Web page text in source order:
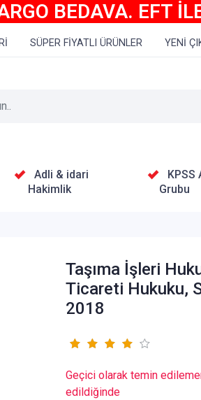
BEDAVA. EFT
SÜPER FİYATLI ÜRÜNLER YENİ
Adli & idari
Hakimlik
KPSS
Grubu
Taşıma İşleri
Ticareti Hukuku,
2018
Geçici olarak temin
edildiğinde